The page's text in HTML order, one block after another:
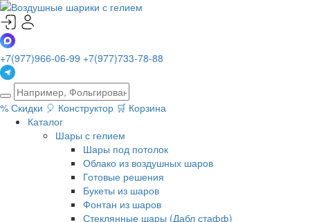
+7(977)966-06-99 +7(977)733-78-88
% Скидки 🎈 Конструктор 🛒 Корзина
Каталог
Шары с гелием
Шары под потолок
Облако из воздушных шаров
Готовые решения
Букеты из шаров
Фонтан из шаров
Стеклянные шары (Дабл стафф)